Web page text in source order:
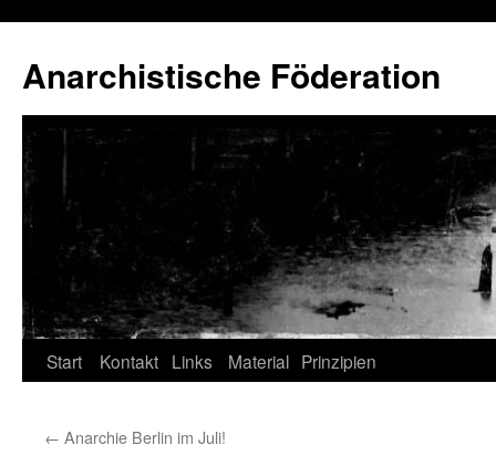
Anarchistische Föderation
Zum
springen
Start Kontakt Links Material Prinzipien
← Anarchie Berlin im Juli!